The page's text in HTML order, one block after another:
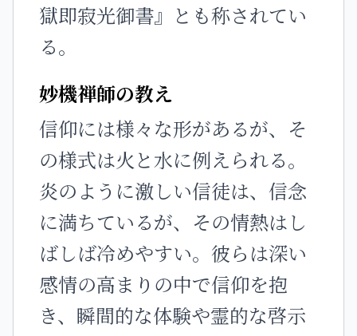
獄即寂光御書』とも称されてい
る。
妙機禅師の教え
信仰には様々な形があるが、そ
の様式は火と水に例えられる。
炎のように激しい信徒は、信念
に満ちているが、その情熱はし
ばしば冷めやすい。彼らは深い
感情の高まりの中で信仰を抱
き、瞬間的な体験や霊的な啓示